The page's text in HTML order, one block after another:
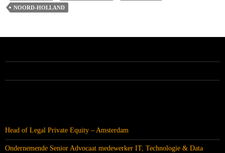
(vacature
NOORD-HOLLAND
Head of Legal Private Equity – Amsterdam
Ondernemende Senior Advocaat medewerker IT, Technologie & Data